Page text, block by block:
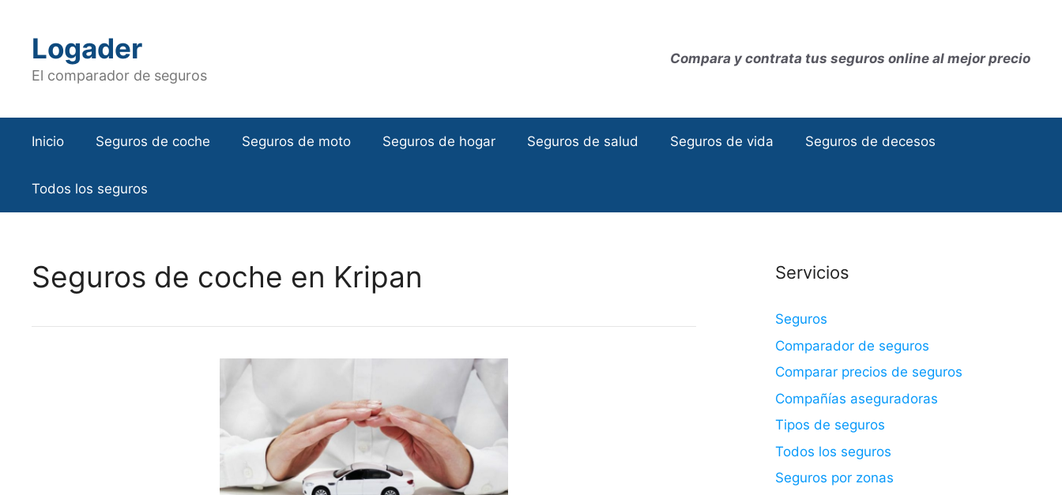
contenidoLogader
El comparador de seguros
Compara y contrata tus seguros online al mejor precio
Inicio Seguros de coche Seguros de moto Seguros de hogar Seguros de salud Seguros de vida Seguros de decesos
Todos los seguros
Seguros de coche en Kripan Servicios
Seguros
Comparador de seguros
Comparar precios de seguros
Compañías aseguradoras
Tipos de seguros
Todos los seguros
Seguros por zonas